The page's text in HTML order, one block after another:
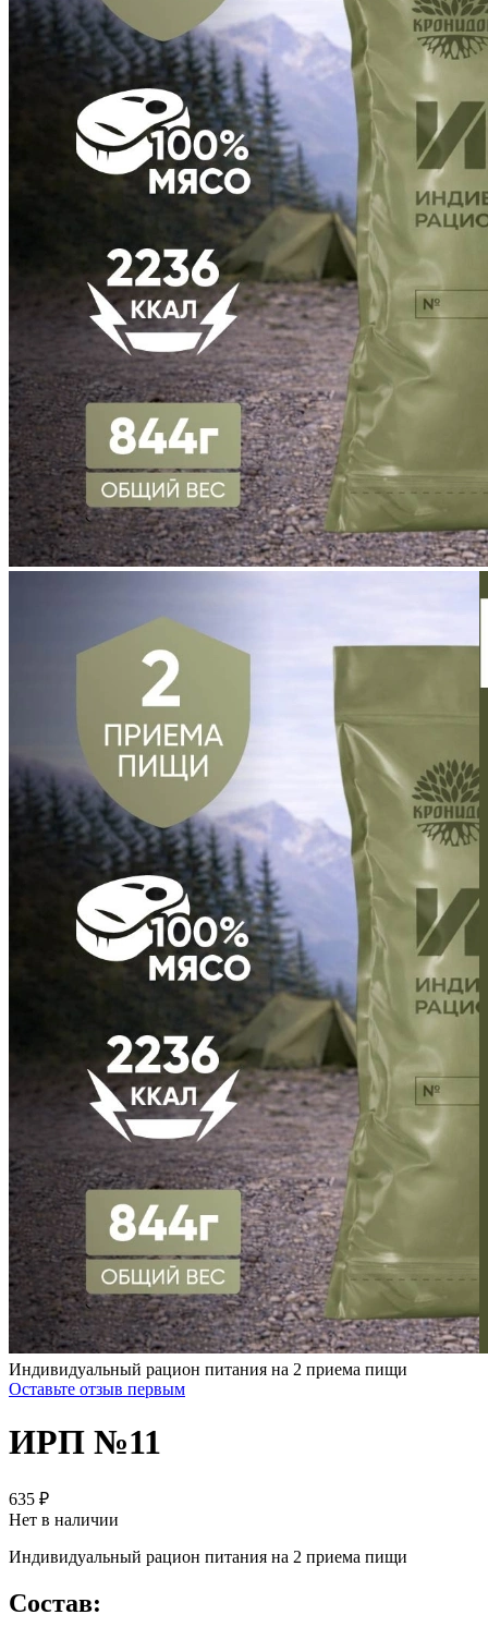
Индивидуальный рацион питания на 2 приема пищи
Оставьте отзыв первым
ИРП №11
635 ₽
Нет в наличии
Индивидуальный рацион питания на 2 приема пищи
Состав: